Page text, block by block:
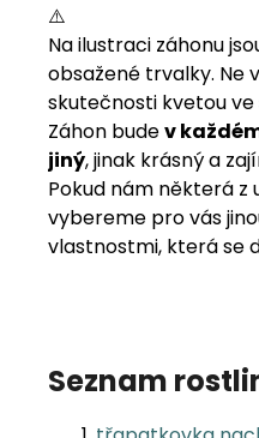
⚠️
Na ilustraci záhonu
obsažené trvalky. Ne
skutečnosti kvetou ve
Záhon budev
jiný, jinak krásný a
Pokud nám některá z
vybereme pro vás
vlastnostmi, která se
Seznam